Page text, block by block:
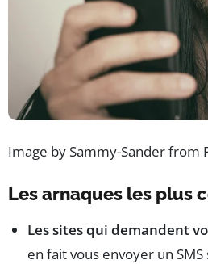
Image by Sammy-Sander from
Les arnaques les plus
Les sites qui demandent
en fait vous envoyer un